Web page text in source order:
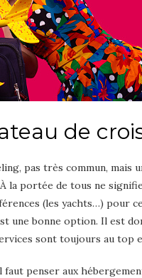
de
pas très commun, mais
la portée de tous ne
(les yachts…) pour
une bonne option. Il est
sont toujours au top
faut penser aux